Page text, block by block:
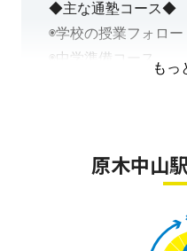
解が深まった」「模
好評です。
Q.定期考査の科目数
A.テスト前の期間の
することができます
や学力に合わせて決
◆主な通塾コース◆
◉学校の授業フォロー
◉中学準備コース
◉学習習慣定着コース
もっ
原木中山